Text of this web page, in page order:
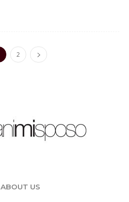
2
ABOUT US